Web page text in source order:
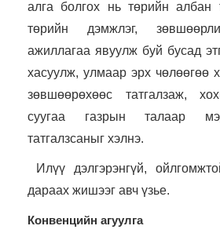
алга болгох нь төрийн албан
төрийн дэмжлэг,
ажиллагаа явуулж буй бусад
хасуулж, улмаар эрх чөлөөгөө
зөвшөөрөхөөс татгалзаж,
суугаа газрын талаар
татгалзсаныг хэлнэ.
Илүү дэлгэрэнгүй,
дараах жишээг авч үзье.
Конвенцийн агуулга